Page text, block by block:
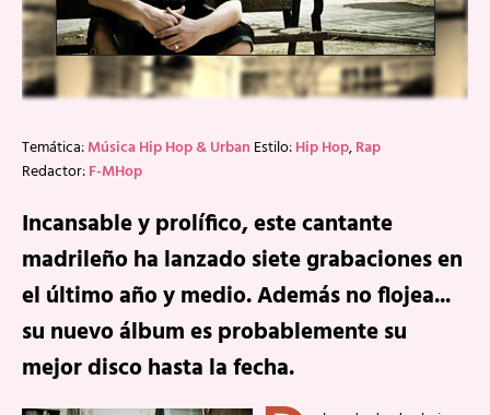
Temática:Música Hip Hop & Urban Estilo:Hip Hop,Rap
Redactor:F-MHop
Incansable y prolífico, este cantante
madrileño ha lanzado siete grabaciones en
el último año y medio. Además no flojea...
su nuevo álbum es probablemente su
mejor disco hasta la fecha.